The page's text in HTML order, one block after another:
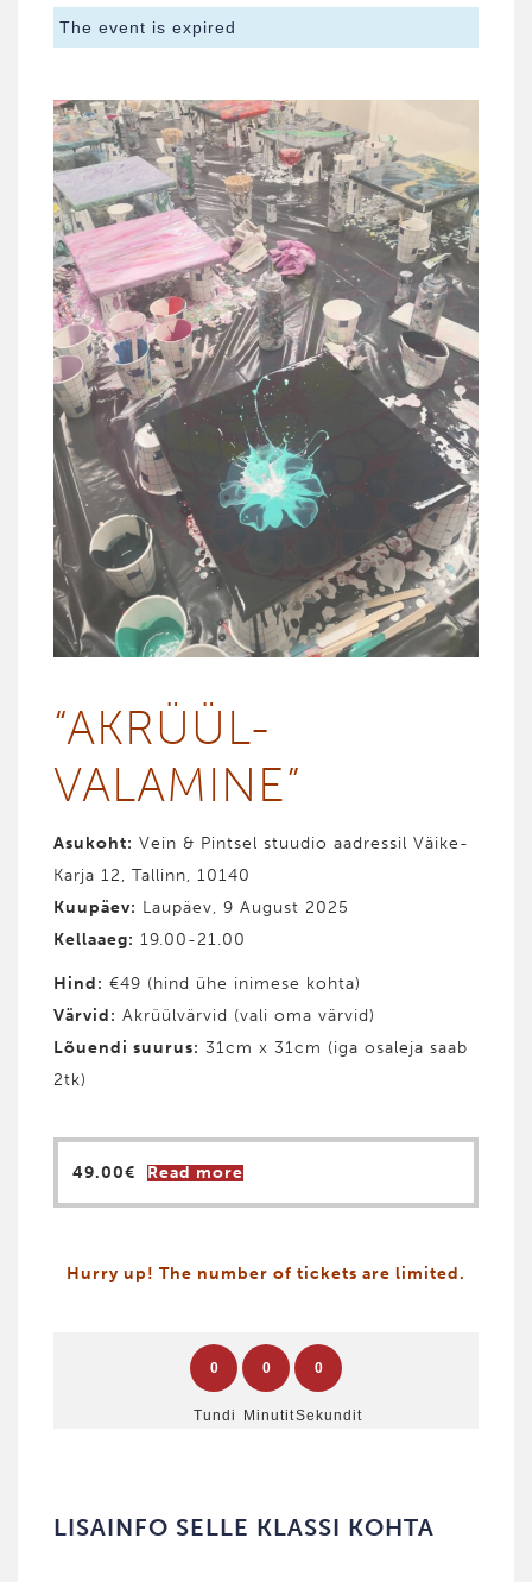
The event is expired
“AKRÜÜL­
VALAMINE”
Asukoht: Vein & Pintsel stuudio aadressil Väike-
Karja 12, Tallinn, 10140
Kuupäev: Laupäev, 9 August 2025
Kellaaeg: 19.00-21.00
Hind: €49 (hind ühe inimese kohta)
Värvid: Akrüülvärvid (vali oma värvid)
Lõuendi suurus: 31cm x 31cm (iga osaleja saab
2tk)
49.00€ Read more
Hurry up! The number of tickets are limited.
0
Tundi
0
Minutit
0
Sekundit
LISAINFO SELLE KLASSI KOHTA